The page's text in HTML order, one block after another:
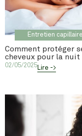
Entretien capillaire
Comment protéger
cheveux pour la nuit
02/05/2025Lire ->